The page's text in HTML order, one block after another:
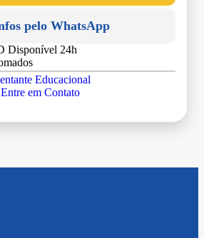
pelo WhatsApp
Disponível 24h
Educacional
em Contato